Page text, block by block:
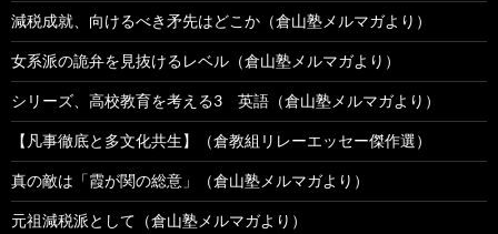
減税成就、向けるべき矛先はどこか（倉山塾メルマガより）
女系派の詭弁を見抜けるレベル（倉山塾メルマガより）
シリーズ、高校教育を考える3 英語（倉山塾メルマガより）
【凡事徹底と多文化共生】（倉教組リレーエッセー傑作選）
真の敵は「霞が関の総意」（倉山塾メルマガより）
元祖減税派として（倉山塾メルマガより）